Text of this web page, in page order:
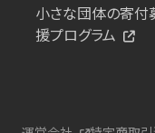
小さな団体の寄付
援プログラム